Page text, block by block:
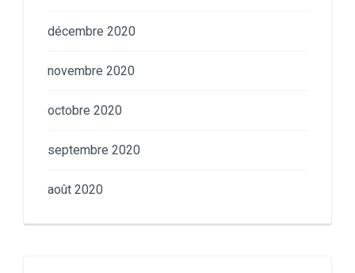
décembre 2020
novembre 2020
octobre 2020
septembre 2020
août 2020